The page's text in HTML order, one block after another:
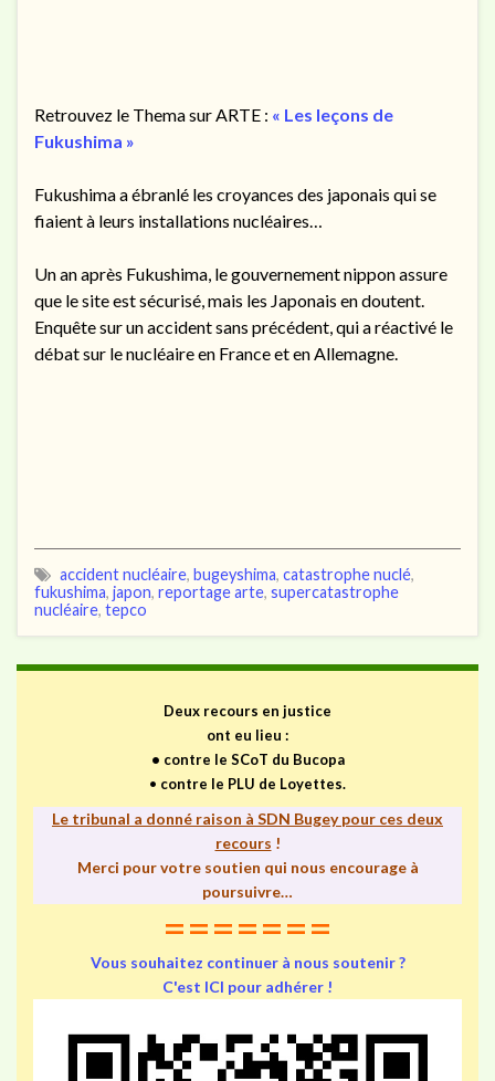
Retrouvez le Thema sur ARTE : « Les leçons de
Fukushima »
Fukushima a ébranlé les croyances des japonais qui se
fiaient à leurs installations nucléaires…
Un an après Fukushima, le gouvernement nippon assure
que le site est sécurisé, mais les Japonais en doutent.
Enquête sur un accident sans précédent, qui a réactivé le
débat sur le nucléaire en France et en Allemagne.
accident nucléaire, bugeyshima, catastrophe nuclé,
fukushima, japon, reportage arte, supercatastrophe
nucléaire, tepco
Deux recours en justice
ont eu lieu :
• contre le SCoT du Bucopa
• contre le PLU de Loyettes.
Le tribunal a donné raison à SDN Bugey pour ces deux
recours !
Merci pour votre soutien qui nous encourage à
poursuivre…
=======
Vous souhaitez continuer à nous soutenir ?
C'est ICI pour adhérer !